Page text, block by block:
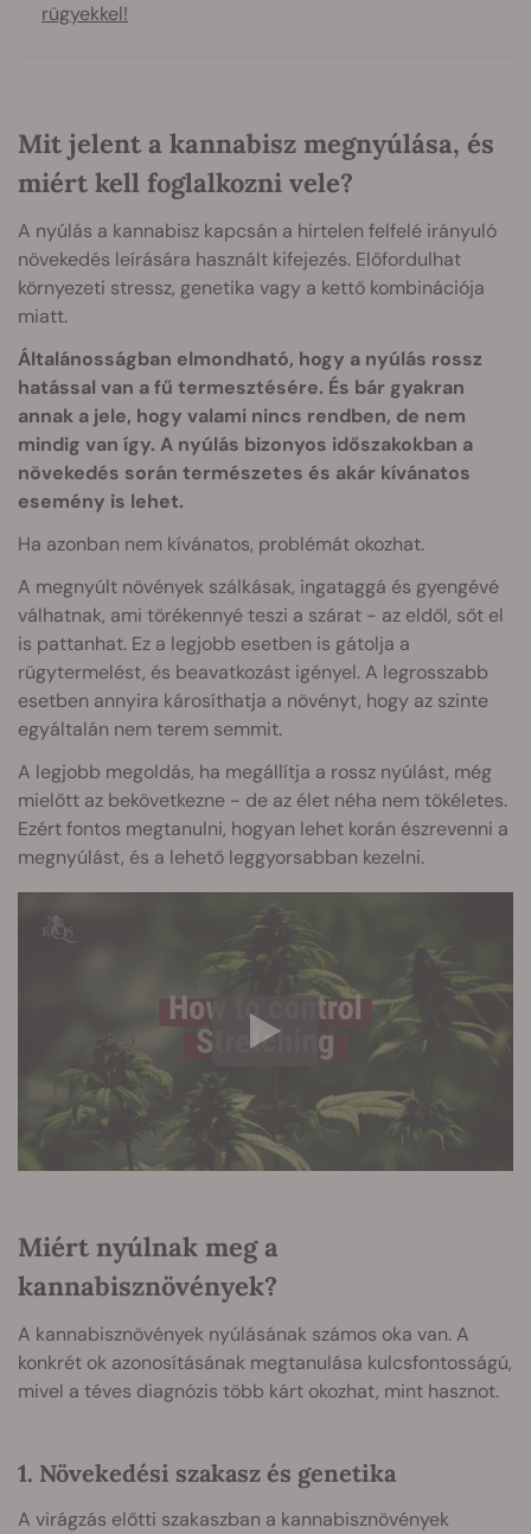
rügyekkel!
Mit jelent a kannabisz megnyúlása, és
miért kell foglalkozni vele?
A nyúlás a kannabisz kapcsán a hirtelen felfelé irányuló
növekedés leírására használt kifejezés. Előfordulhat
környezeti stressz, genetika vagy a kettő kombinációja
miatt.
Általánosságban elmondható, hogy a nyúlás rossz
hatással van a fű termesztésére. És bár gyakran
annak a jele, hogy valami nincs rendben, de nem
mindig van így. A nyúlás bizonyos időszakokban a
növekedés során természetes és akár kívánatos
esemény is lehet.
Ha azonban nem kívánatos, problémát okozhat.
A megnyúlt növények szálkásak, ingataggá és gyengévé
válhatnak, ami törékennyé teszi a szárat - az eldől, sőt el
is pattanhat. Ez a legjobb esetben is gátolja a
rügytermelést, és beavatkozást igényel. A legrosszabb
esetben annyira károsíthatja a növényt, hogy az szinte
egyáltalán nem terem semmit.
A legjobb megoldás, ha megállítja a rossz nyúlást, még
mielőtt az bekövetkezne - de az élet néha nem tökéletes.
Ezért fontos megtanulni, hogyan lehet korán észrevenni a
megnyúlást, és a lehető leggyorsabban kezelni.
Miért nyúlnak meg a
kannabisznövények?
A kannabisznövények nyúlásának számos oka van. A
konkrét ok azonosításának megtanulása kulcsfontosságú,
mivel a téves diagnózis több kárt okozhat, mint hasznot.
1. Növekedési szakasz és genetika
A virágzás előtti szakaszban a kannabisznövények